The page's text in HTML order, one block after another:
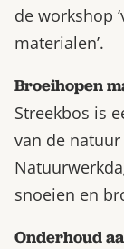
de workshop
materialen’.
Broeihopen
Streekbos is
van de
snoeien en
Onderhoud